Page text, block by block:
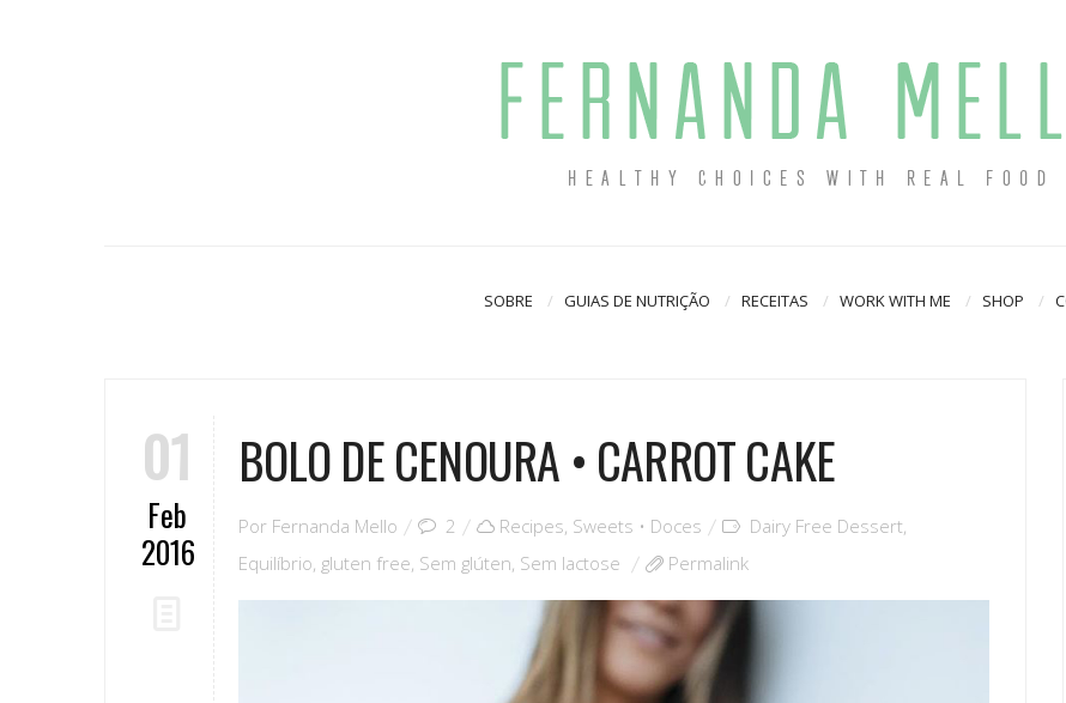
SOBRE GUIAS DE NUTRIÇÃO RECEITAS WORK WITH ME SHOP
01
Feb
2016
BOLO DE CENOURA • CARROT CAKE
Por Fernanda Mello 2 Recipes, Sweets • Doces Dairy Free Dessert,
Equilíbrio, gluten free, Sem glúten, Sem lactose Permalink